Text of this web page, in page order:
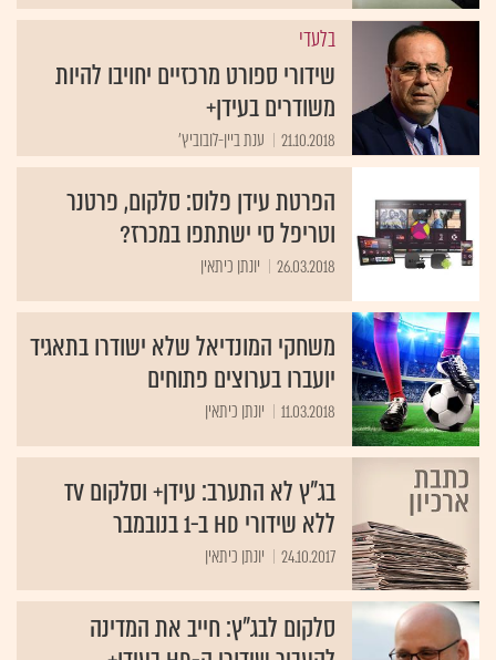
בלעדי
שידורי ספורט מרכזיים יחויבו להיות
משודרים בעידן+
21.10.2018 ענת ביין-לובוביץ'
הפרטת עידן פלוס: סלקום, פרטנר
וטריפל סי ישתתפו במכרז?
26.03.2018 יונתן כיתאין
משחקי המונדיאל שלא ישודרו בתאגיד
יועברו בערוצים פתוחים
11.03.2018 יונתן כיתאין
בג"ץ לא התערב: עידן+ וסלקום TV
ללא שידורי HD ב-1 בנובמבר
24.10.2017 יונתן כיתאין
סלקום לבג"ץ: חייב את המדינה